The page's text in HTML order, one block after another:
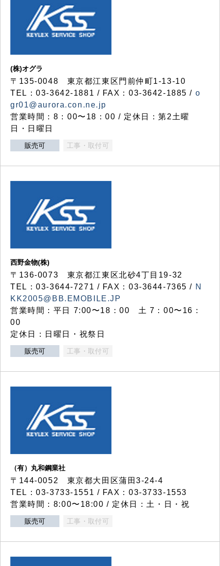
(株)オグラ
〒135-0048 東京都江東区門前仲町1-13-10
TEL：03-3642-1881 / FAX：03-3642-1885 / o
gr01@aurora.con.ne.jp
営業時間：8：00〜18：00 / 定休日：第2土曜
日・日曜日
販売可 工事・取付可
西野金物(株)
〒136-0073 東京都江東区北砂4丁目19-32
TEL：03‐3644‐7271 / FAX：03-3644-7365 / N
KK2005@BB.EMOBILE.JP
営業時間：平日 7:00〜18：00 土 7：00〜16：
00
定休日：日曜日・祝祭日
販売可 工事・取付可
（有）丸和鋼業社
〒144-0052 東京都大田区蒲田3-24-4
TEL：03-3733-1551 / FAX：03-3733-1553
営業時間：8:00〜18:00 / 定休日：土・日・祝
販売可 工事・取付可